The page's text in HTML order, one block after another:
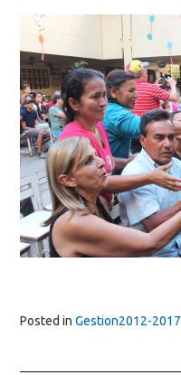
Posted in Gestion2012-2017